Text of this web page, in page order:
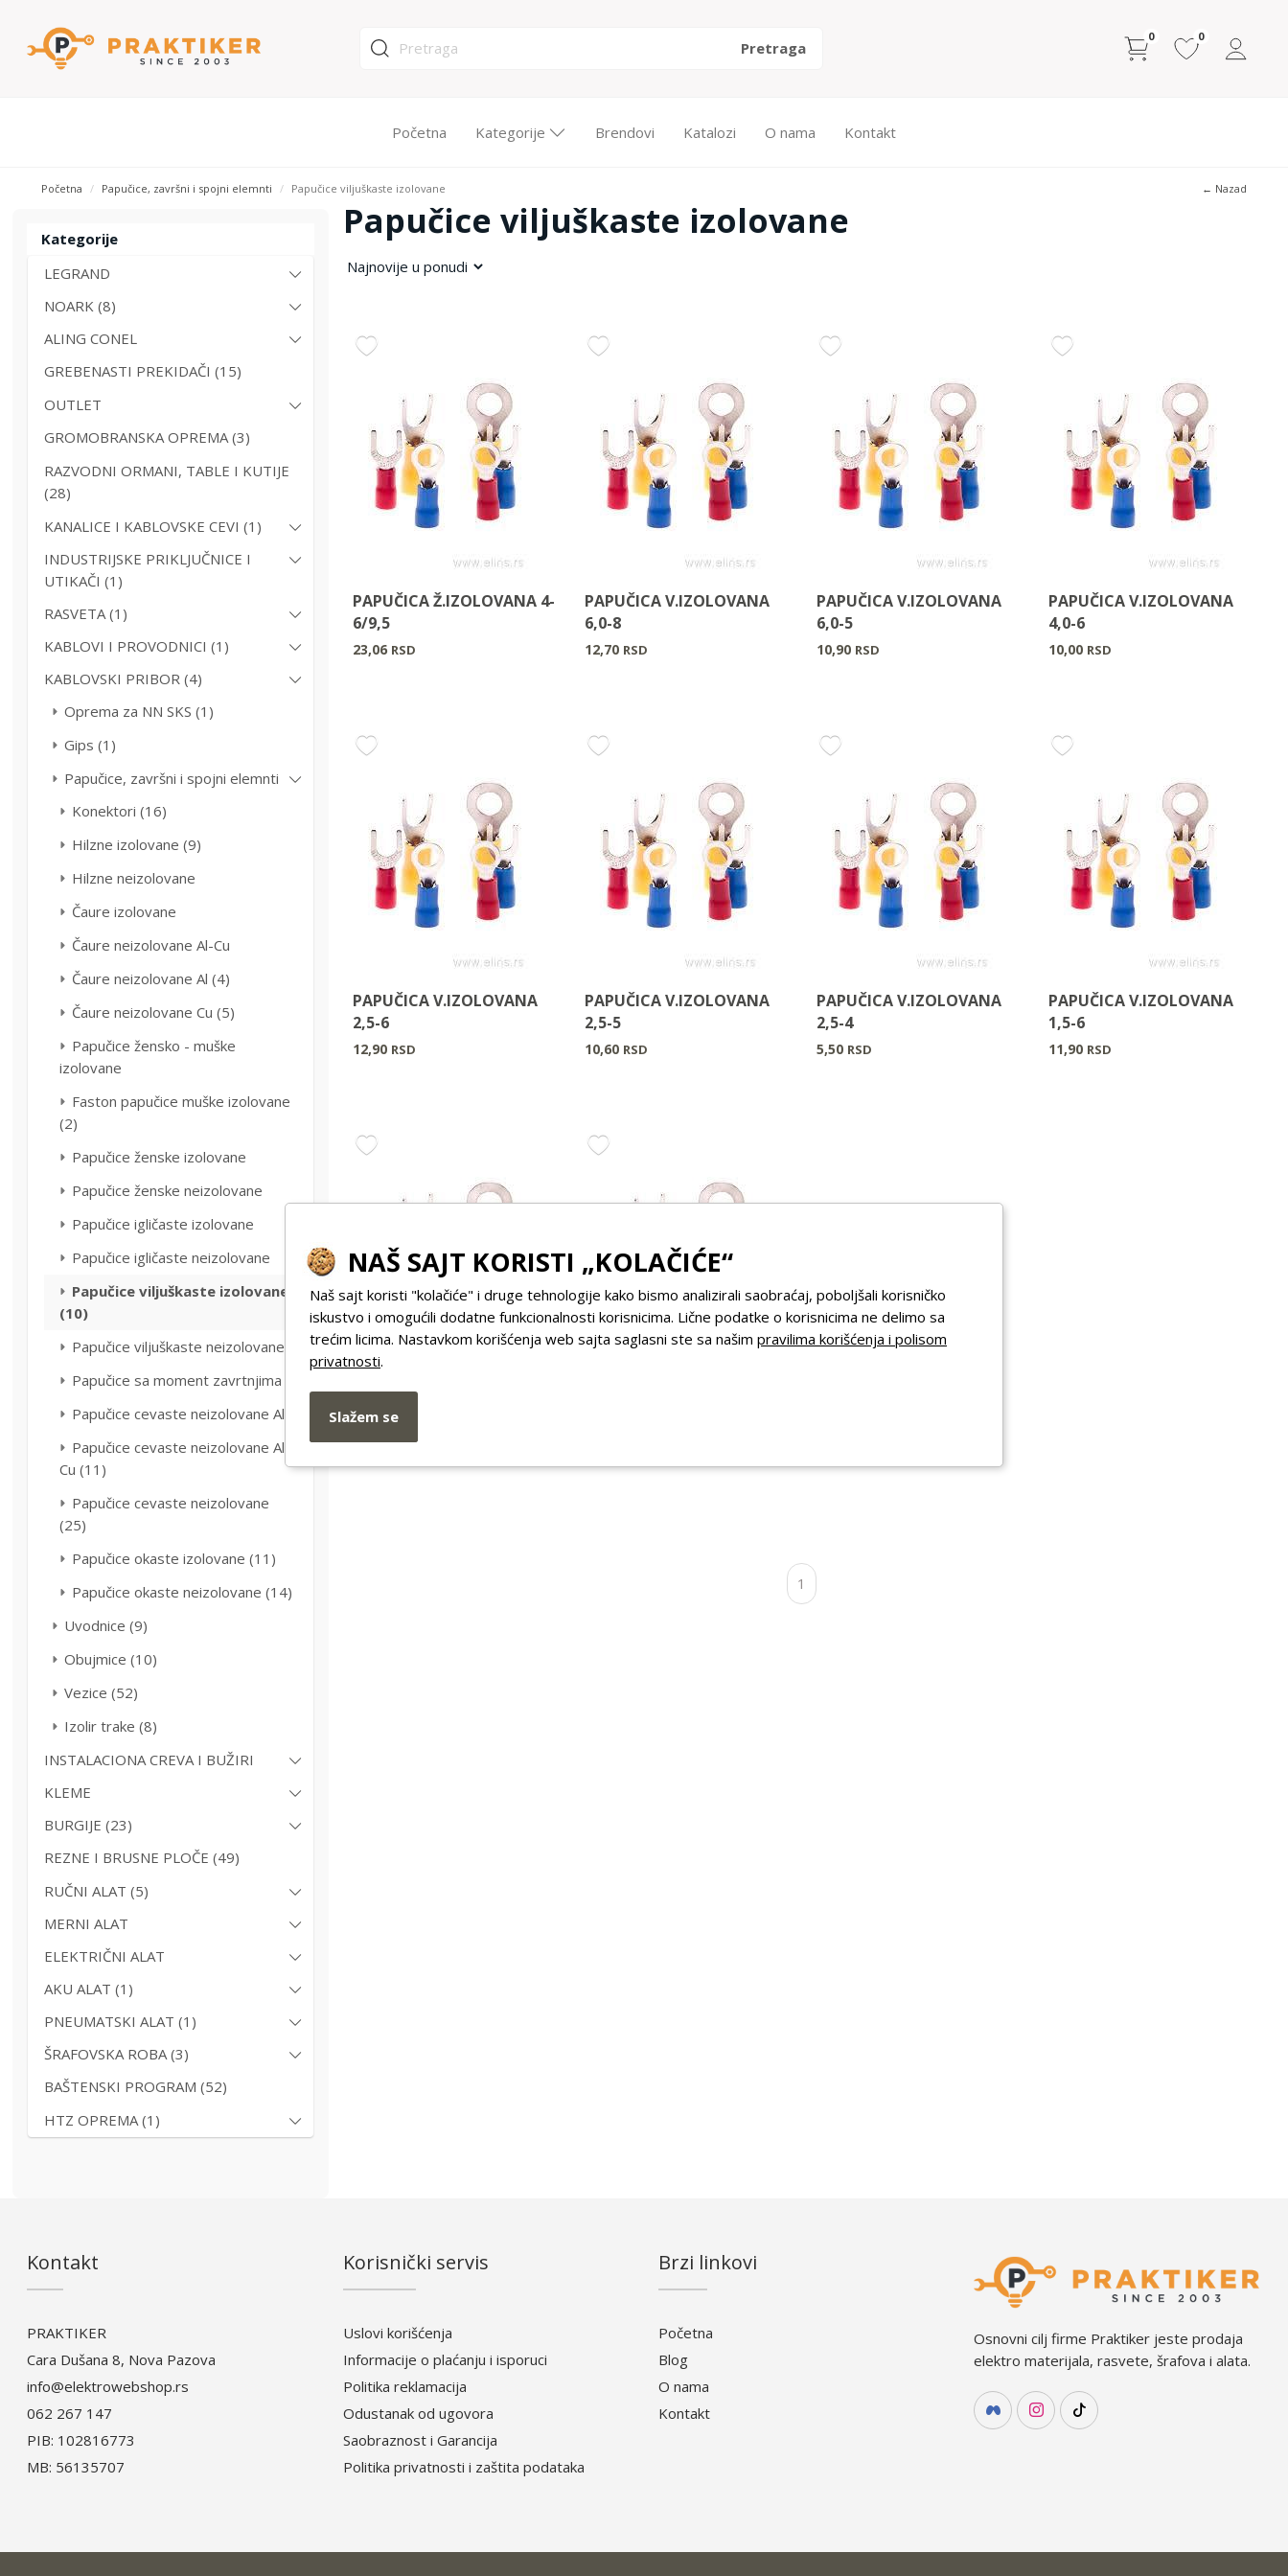
0 0
Početna Kategorije Brendovi Katalozi O nama Kontakt
Početna Papučice, završni i spojni elemnti Papučice viljuškaste izolovane ← Nazad
Kategorije
LEGRAND
NOARK (8)
ALING CONEL
GREBENASTI PREKIDAČI (15)
OUTLET
GROMOBRANSKA OPREMA (3)
RAZVODNI ORMANI, TABLE I KUTIJE
(28)
KANALICE I KABLOVSKE CEVI (1)
INDUSTRIJSKE PRIKLJUČNICE I
UTIKAČI (1)
RASVETA (1)
KABLOVI I PROVODNICI (1)
KABLOVSKI PRIBOR (4)
Oprema za NN SKS (1)
Gips (1)
Papučice, završni i spojni elemnti
Konektori (16)
Hilzne izolovane (9)
Hilzne neizolovane
Čaure izolovane
Čaure neizolovane Al-Cu
Čaure neizolovane Al (4)
Čaure neizolovane Cu (5)
Papučice žensko - muške
izolovane
Faston papučice muške izolovane
(2)
Papučice ženske izolovane
Papučice ženske neizolovane
Papučice igličaste izolovane
Papučice igličaste neizolovane
Papučice viljuškaste izolovane
(10)
Papučice viljuškaste neizolovane
Papučice sa moment zavrtnjima
Papučice cevaste neizolovane Al
Papučice cevaste neizolovane Al-
Cu (11)
Papučice cevaste neizolovane
(25)
Papučice okaste izolovane (11)
Papučice okaste neizolovane (14)
Uvodnice (9)
Obujmice (10)
Vezice (52)
Izolir trake (8)
INSTALACIONA CREVA I BUŽIRI
KLEME
BURGIJE (23)
REZNE I BRUSNE PLOČE (49)
RUČNI ALAT (5)
MERNI ALAT
ELEKTRIČNI ALAT
AKU ALAT (1)
PNEUMATSKI ALAT (1)
ŠRAFOVSKA ROBA (3)
BAŠTENSKI PROGRAM (52)
HTZ OPREMA (1)
Papučice viljuškaste izolovane
PAPUČICA Ž.IZOLOVANA 4-
6/9,5
23,06 RSD
PAPUČICA V.IZOLOVANA
6,0-8
12,70 RSD
PAPUČICA V.IZOLOVANA
6,0-5
10,90 RSD
PAPUČICA V.IZOLOVANA
4,0-6
10,00 RSD
PAPUČICA V.IZOLOVANA
2,5-6
12,90 RSD
PAPUČICA V.IZOLOVANA
2,5-5
10,60 RSD
PAPUČICA V.IZOLOVANA
2,5-4
5,50 RSD
PAPUČICA V.IZOLOVANA
1,5-6
11,90 RSD
PAPUČICA V.IZOLOVANA
1,5-4
8,50
1
Kontakt
PRAKTIKER
Cara Dušana 8, Nova Pazova
info@elektrowebshop.rs
062 267 147
PIB: 102816773
MB: 56135707
Korisnički servis
Uslovi korišćenja
Informacije o plaćanju i isporuci
Politika reklamacija
Odustanak od ugovora
Saobraznost i Garancija
Politika privatnosti i zaštita podataka
Brzi linkovi
Početna
Blog
O nama
Kontakt
Osnovni cilj firme Praktiker jeste prodaja
elektro materijala, rasvete, šrafova i alata.
NAŠ SAJT KORISTI „KOLAČIĆE“
Naš sajt koristi "kolačiće" i druge tehnologije kako bismo analizirali saobraćaj, poboljšali korisničko
iskustvo i omogućili dodatne funkcionalnosti korisnicima. Lične podatke o korisnicima ne delimo sa
trećim licima. Nastavkom korišćenja web sajta saglasni ste sa našim pravilima korišćenja i polisom
privatnosti.
Slažem se